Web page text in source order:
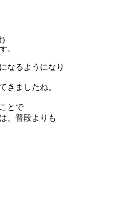
)
。
なるようになり
きましたね。
とで
、普段よりも